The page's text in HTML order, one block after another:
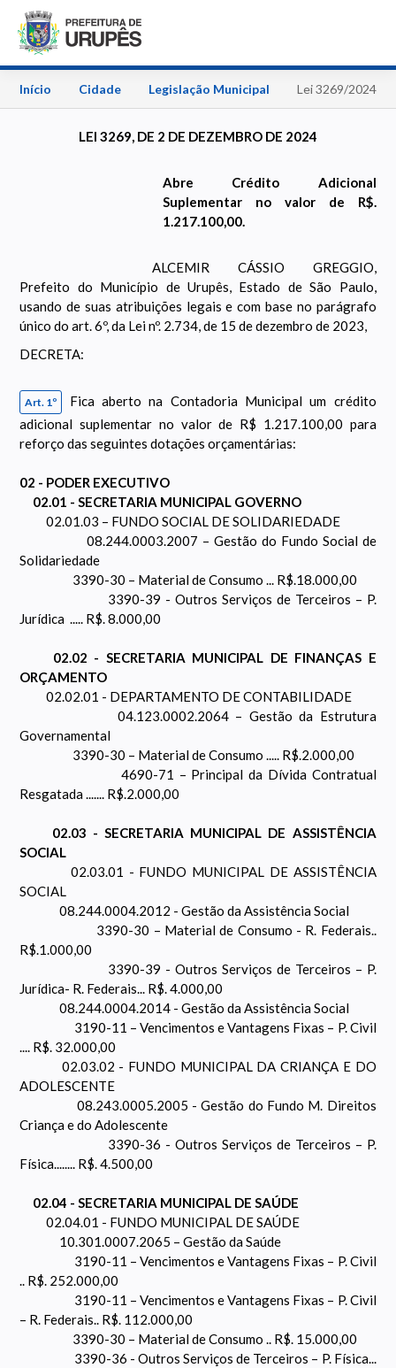
Início Cidade Legislação Municipal Lei 3269/2024
LEI 3269, DE 2 DE DEZEMBRO DE 2024
Abre Crédito Adicional
Suplementar no valor de R$.
1.217.100,00.
ALCEMIR CÁSSIO GREGGIO,
Prefeito do Município de Urupês, Estado de São Paulo,
usando de suas atribuições legais e com base no parágrafo
único do art. 6º, da Lei nº. 2.734, de 15 de dezembro de 2023,
DECRETA:
Art. 1º
Fica aberto na Contadoria Municipal um crédito
adicional suplementar no valor de R$ 1.217.100,00 para
reforço das seguintes dotações orçamentárias:
02 - PODER EXECUTIVO
02.01 - SECRETARIA MUNICIPAL GOVERNO
02.01.03 – FUNDO SOCIAL DE SOLIDARIEDADE
08.244.0003.2007 – Gestão do Fundo Social de
Solidariedade
3390-30 – Material de Consumo ... R$.18.000,00
3390-39 - Outros Serviços de Terceiros – P.
Jurídica ..... R$. 8.000,00
02.02 - SECRETARIA MUNICIPAL DE FINANÇAS E
ORÇAMENTO
02.02.01 - DEPARTAMENTO DE CONTABILIDADE
04.123.0002.2064 – Gestão da Estrutura
Governamental
3390-30 – Material de Consumo ..... R$.2.000,00
4690-71 – Principal da Dívida Contratual
Resgatada ....... R$.2.000,00
02.03 - SECRETARIA MUNICIPAL DE ASSISTÊNCIA
SOCIAL
02.03.01 - FUNDO MUNICIPAL DE ASSISTÊNCIA
SOCIAL
08.244.0004.2012 - Gestão da Assistência Social
3390-30 – Material de Consumo - R. Federais..
R$.1.000,00
3390-39 - Outros Serviços de Terceiros – P.
Jurídica- R. Federais... R$. 4.000,00
08.244.0004.2014 - Gestão da Assistência Social
3190-11 – Vencimentos e Vantagens Fixas – P. Civil
.... R$. 32.000,00
02.03.02 - FUNDO MUNICIPAL DA CRIANÇA E DO
ADOLESCENTE
08.243.0005.2005 - Gestão do Fundo M. Direitos
Criança e do Adolescente
3390-36 - Outros Serviços de Terceiros – P.
Física........ R$. 4.500,00
02.04 - SECRETARIA MUNICIPAL DE SAÚDE
02.04.01 - FUNDO MUNICIPAL DE SAÚDE
10.301.0007.2065 – Gestão da Saúde
3190-11 – Vencimentos e Vantagens Fixas – P. Civil
.. R$. 252.000,00
3190-11 – Vencimentos e Vantagens Fixas – P. Civil
– R. Federais.. R$. 112.000,00
3390-30 – Material de Consumo .. R$. 15.000,00
3390-36 - Outros Serviços de Terceiros – P. Física...